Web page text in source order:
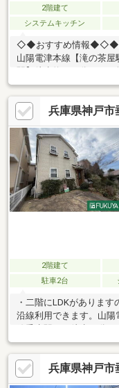
2階建て
システムキッチン
◇◆おすすめ情報◆◇◆山
山陽電津本線【滝の茶
室収納、リビング収納
室乾燥と設備充実◆２０
には大きな公園があり
ットで簡単見学予約可
敷居が高そうなど不安
で受付が完了します。
合わせをお願いいたしま
兵庫県神戸市
2階建て
駐車2台
・二階にLDKがありま
沿線利用できます。山陽
びWICがございますので
さい〇福屋不動産販売
ます。◆ お家さがしの
その他リフォーム・住
兵庫県神戸市